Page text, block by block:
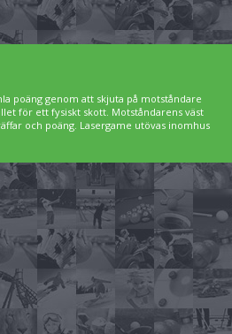
poäng genom att skjuta på motståndare
för ett fysiskt skott. Motståndarens väst
och poäng. Lasergame utövas inomhus